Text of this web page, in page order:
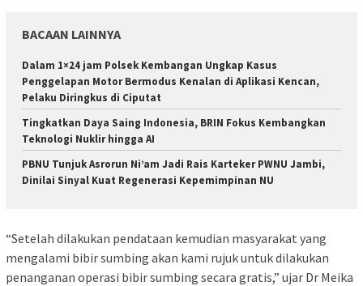
BACAAN LAINNYA
Dalam 1×24 jam Polsek Kembangan Ungkap Kasus
Penggelapan Motor Bermodus Kenalan di Aplikasi Kencan,
Pelaku Diringkus di Ciputat
Tingkatkan Daya Saing Indonesia, BRIN Fokus Kembangkan
Teknologi Nuklir hingga AI
PBNU Tunjuk Asrorun Ni’am Jadi Rais Karteker PWNU Jambi,
Dinilai Sinyal Kuat Regenerasi Kepemimpinan NU
“Setelah dilakukan pendataan kemudian masyarakat yang
mengalami bibir sumbing akan kami rujuk untuk dilakukan
penanganan operasi bibir sumbing secara gratis,” ujar Dr Meika